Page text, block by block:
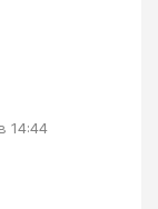
14:44